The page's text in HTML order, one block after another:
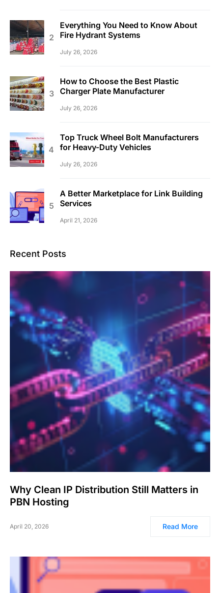
Everything You Need to Know About
Fire Hydrant Systems
July 26, 2026
How to Choose the Best Plastic
Charger Plate Manufacturer
July 26, 2026
Top Truck Wheel Bolt Manufacturers
for Heavy-Duty Vehicles
July 26, 2026
A Better Marketplace for Link Building
Services
April 21, 2026
Recent Posts
Why Clean IP Distribution Still Matters in
PBN Hosting
April 20, 2026 Read More